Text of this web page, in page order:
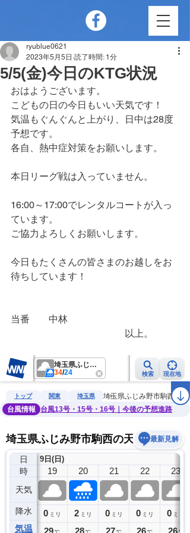
5/5(金)今日のKTG状況
ryublue0621
2023年5月5日 読了時間: 1分
おはようございます。
こどもの日の今日もいい天気です！
気温もぐんぐんと上がり、日中は28度
予想です。
各自、熱中症対策をお願いします。
本日リーグ戦は入っていません。
16:00～17:00でレンタルコートが入っ
ています。
ご協力よろしくお願いします。
今日もたくさんの皆さまのお越しをお
待ちしています！
当番　　中林
以上。